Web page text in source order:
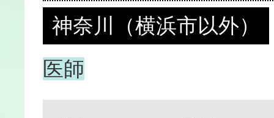
神奈川（横浜市以外）
医師